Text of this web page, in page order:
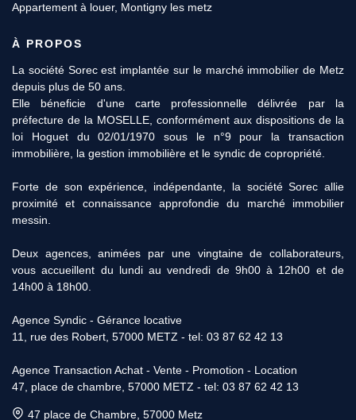
Appartement à louer, Montigny les metz
À PROPOS
La société Sorec est implantée sur le marché immobilier de Metz
depuis plus de 50 ans.
Elle béneficie d'une carte professionnelle délivrée par la
préfecture de la MOSELLE, conformément aux dispositions de la
loi Hoguet du 02/01/1970 sous le n°9 pour la transaction
immobilière, la gestion immobilière et le syndic de copropriété.
Forte de son expérience, indépendante, la société Sorec allie
proximité et connaissance approfondie du marché immobilier
messin.
Deux agences, animées par une vingtaine de collaborateurs,
vous accueillent du lundi au vendredi de 9h00 à 12h00 et de
14h00 à 18h00.
Agence Syndic - Gérance locative
11, rue des Robert, 57000 METZ - tel: 03 87 62 42 13
Agence Transaction Achat - Vente - Promotion - Location
47, place de chambre, 57000 METZ - tel: 03 87 62 42 13
47 place de Chambre, 57000 Metz
11 Rue des Robert, 57000 METZ
Afficher le téléphone